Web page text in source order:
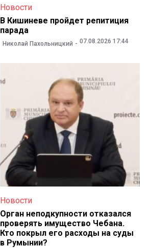
Новости
В Кишиневе пройдет репитиция
парада
Николай Пахольницкий 07.08.2026 17:44
Новости
Орган неподкупности отказался
проверять имущество Чебана.
Кто покрыл его расходы на суды
в Румынии?